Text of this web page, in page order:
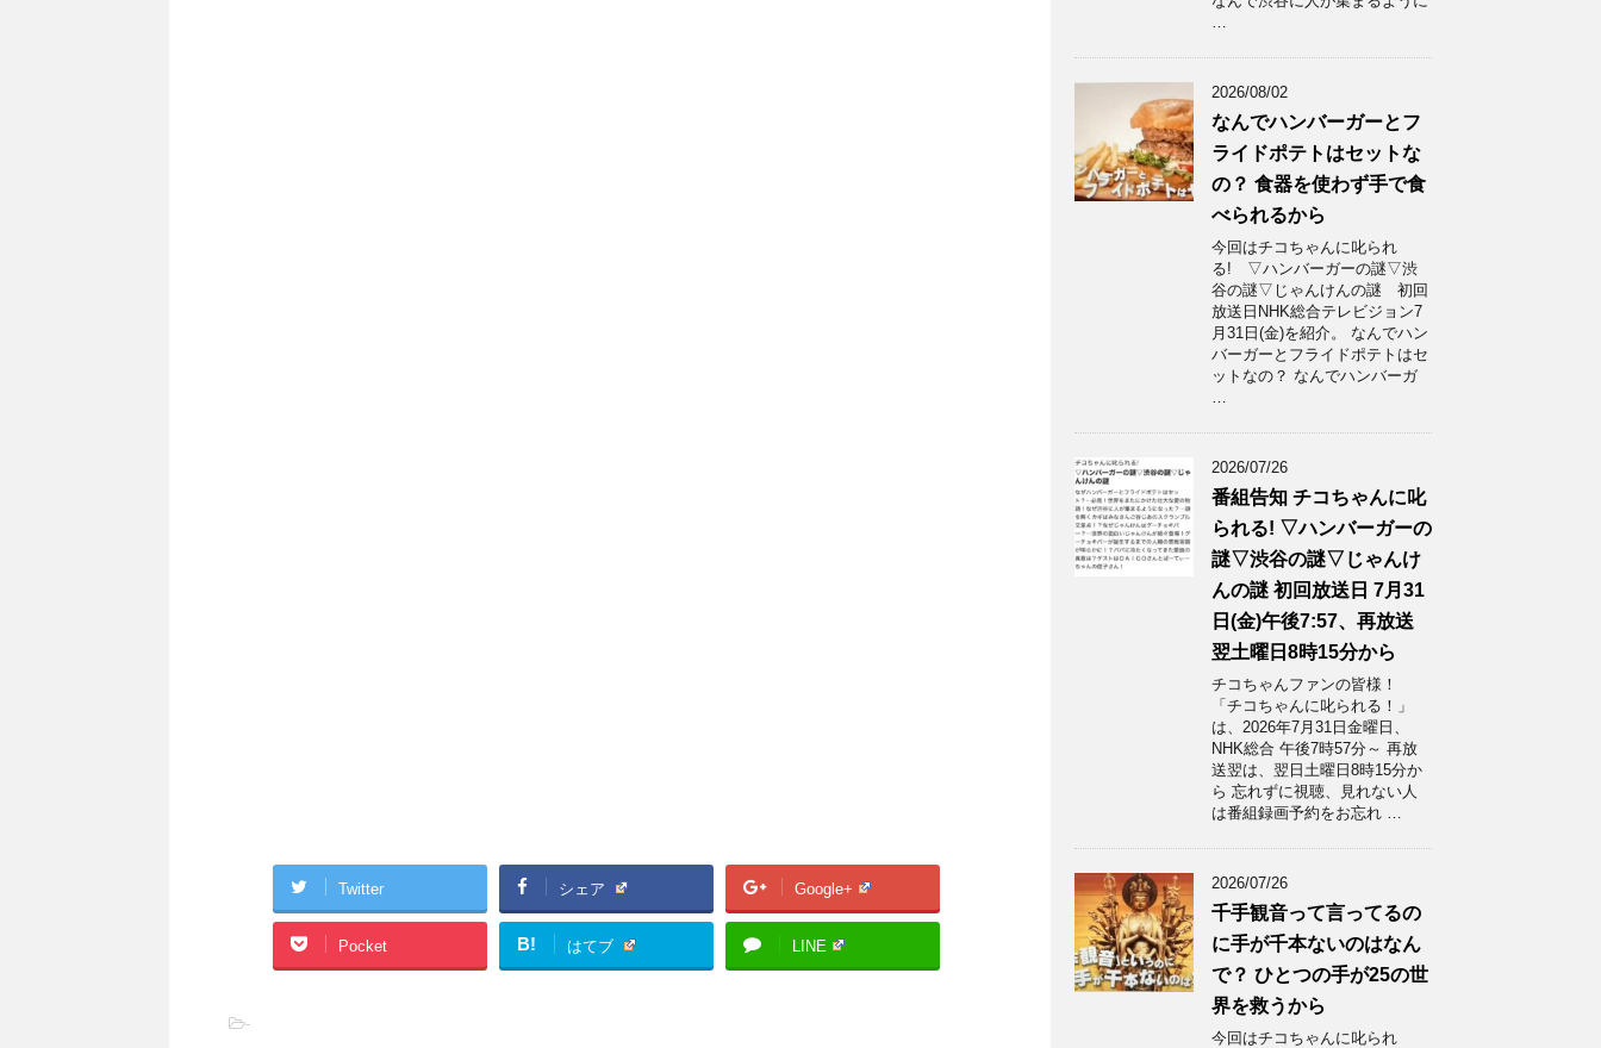
Twitter シェア Google+
Pocket B! はてブ LINE
-
…
2026/08/02
なんでハンバーガーとフ
ライドポテトはセットな
の？ 食器を使わず手で食
べられるから
今回はチコちゃんに叱られ
る! ▽ハンバーガーの謎▽渋
谷の謎▽じゃんけんの謎 初回
放送日NHK総合テレビジョン7
月31日(金)を紹介。 なんでハン
バーガーとフライドポテトはセ
ットなの？ なんでハンバーガ
…
2026/07/26
番組告知 チコちゃんに叱
られる! ▽ハンバーガーの
謎▽渋谷の謎▽じゃんけ
んの謎 初回放送日 7月31
日(金)午後7:57、再放送
翌土曜日8時15分から
チコちゃんファンの皆様！
「チコちゃんに叱られる！」​
は、2026年7月31日金曜日、
NHK総合 午後7時57分～ 再放
送翌は、翌日土曜日8時15分か
ら 忘れずに視聴、見れない人
は番組録画予約をお忘れ …
2026/07/26
千手観音って言ってるの
に手が千本ないのはなん
で？ ひとつの手が25の世
界を救うから
今回はチコちゃんに叱られ